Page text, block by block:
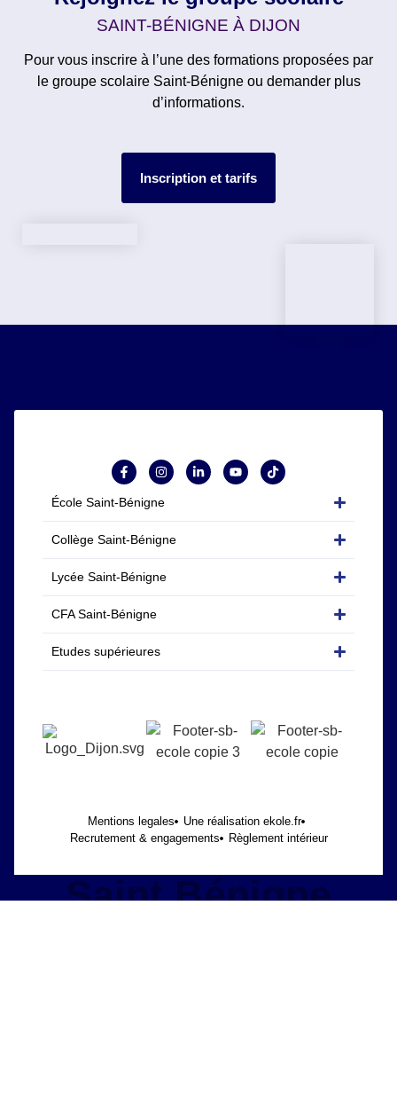
SAINT-BÉNIGNE À DIJON
Pour vous inscrire à l’une des formations proposées par
le groupe scolaire Saint-Bénigne ou demander plus
d’informations.
Inscription et tarifs
École Saint-Bénigne
Collège Saint-Bénigne
Lycée Saint-Bénigne
CFA Saint-Bénigne
Etudes supérieures
Mentions legales
Une réalisation ekole.fr
Recrutement & engagements
Règlement intérieur
Saint Bénigne